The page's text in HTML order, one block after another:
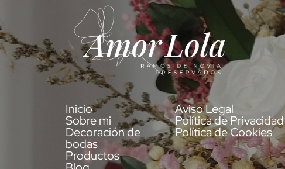
Inicio
Sobre mi
Decoración de
bodas
Productos
Aviso Legal
Política de Privacidad
Política de Cookies